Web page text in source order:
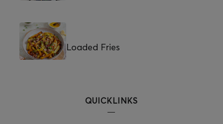
Loaded Fries
QUICKLINKS